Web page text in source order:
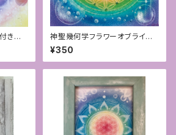
きオリ
ラア
神聖幾何学フラワーオブライフ＊
キラキラ加工ポストカード[チャ
クラカラー]
¥350